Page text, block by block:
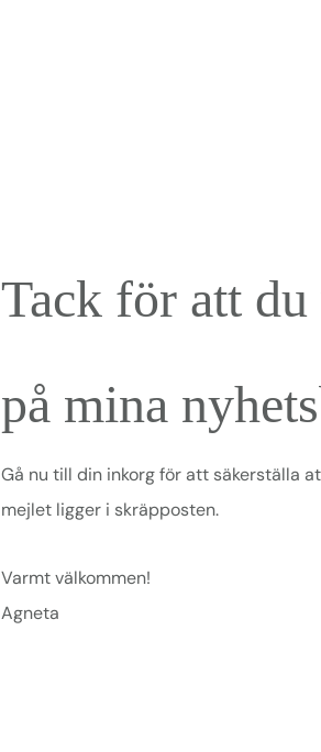
Tack för att
på mina
Gå nu till din inkorg för att säkerställa
mejlet ligger i skräpposten.
Varmt välkommen!
Agneta